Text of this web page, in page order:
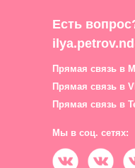
Мы в соц. сетях:
Прямая связь в
Прямая связь в
Прямая связь в
Есть